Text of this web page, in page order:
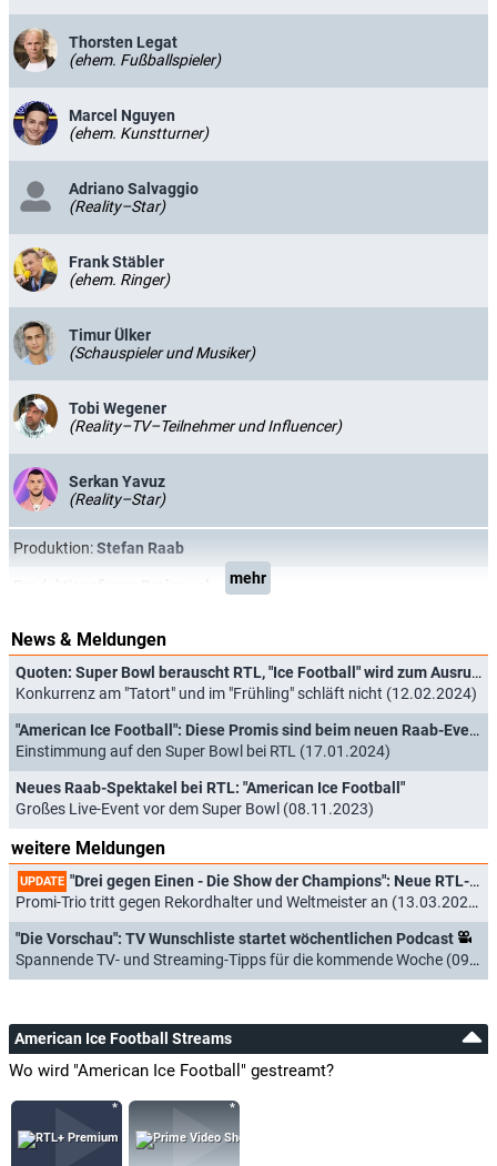
Thorsten Legat
(ehem. Fußballspieler)
Marcel Nguyen
(ehem. Kunstturner)
Adriano Salvaggio
(Reality–Star)
Frank Stäbler
(ehem. Ringer)
Timur Ülker
(Schauspieler und Musiker)
Tobi Wegener
(Reality–TV–Teilnehmer und Influencer)
Serkan Yavuz
(Reality–Star)
Produktion:Stefan Raab
mehr
News & Meldungen
Quoten: Super Bowl berauscht RTL, "Ice Football" wird zum Ausrutscher
Konkurrenz am "Tatort" und im "Frühling" schläft nicht (12.02.2024)
"American Ice Football": Diese Promis sind beim neuen Raab-Event dabei
Einstimmung auf den Super Bowl bei RTL (17.01.2024)
Neues Raab-Spektakel bei RTL: "American Ice Football"
Großes Live-Event vor dem Super Bowl (08.11.2023)
weitere Meldungen
UPDATE "Drei gegen Einen - Die Show der Champions": Neue RTL-Show mit Elton, Knossi und Tim Mälzer
Promi-Trio tritt gegen Rekordhalter und Weltmeister an (13.03.2024)
"Die Vorschau": TV Wunschliste startet wöchentlichen Podcast
Spannende TV- und Streaming-Tipps für die kommende Woche (09.02.2024)
American Ice Football Streams
Wo wird "American Ice Football" gestreamt?